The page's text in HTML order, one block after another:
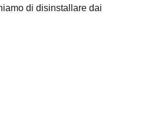
di disinstallare dai